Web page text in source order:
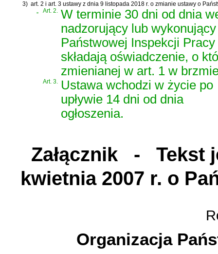
3) art. 2 i art. 3 ustawy z dnia 9 listopada 2018 r. o zmianie ustawy o
„
Art. 2. W terminie 30 dni od dnia
nadzorujący lub
Państwowej Inspekcji
składają oświadczenie, o
zmienianej w art. 1 w
Art. 3. Ustawa wchodzi w życie po
upływie 14 dni od dnia
ogłoszenia.
Załącznik- Tekst
kwietnia 2007 r. o
Organizacja